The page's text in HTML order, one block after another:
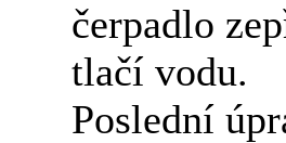
čerpadlo
tlačí vodu.
Poslední